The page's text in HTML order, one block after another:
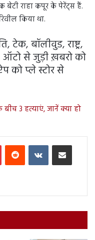
बेटी राहा कपूर के पेरेंट्स हैं.
किया था.
टेक, बॉलीवुड, राष्ट्र,
ऑटो से जुड़ी ख़बरो को
को प्ले स्टोर से
3 हत्याएं, जानें क्या हो
PinterestReddit VKontakteShare via Email